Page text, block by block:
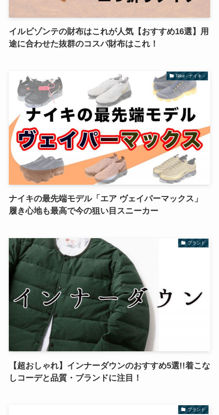
イルビゾンテの財布はこれが人気【おすすめ16選】用
途に合わせた抜群のコスパ財布はこれ！
Nike - ナイキ -
ナイキの最先端モデル「エア ヴェイパーマックス」
履き心地も最高で今の狙い目スニーカー
ブランド
【超おしゃれ】インナーダウンのおすすめ5選!!着こな
しコーデと品質・ブランドに注目！
ブランド